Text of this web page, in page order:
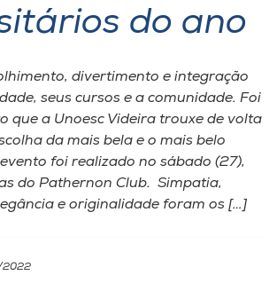
Estudante
do ano
divertimento e integração
seus cursos e a comunidade. Foi
que a Unoesc Videira trouxe de volta
da mais bela e o mais belo
foi realizado no sábado (27),
do Pathernon Club. Simpatia,
e originalidade foram os […]
2022